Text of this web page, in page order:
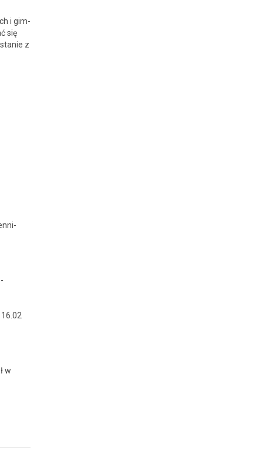
i gim­
się
z
w